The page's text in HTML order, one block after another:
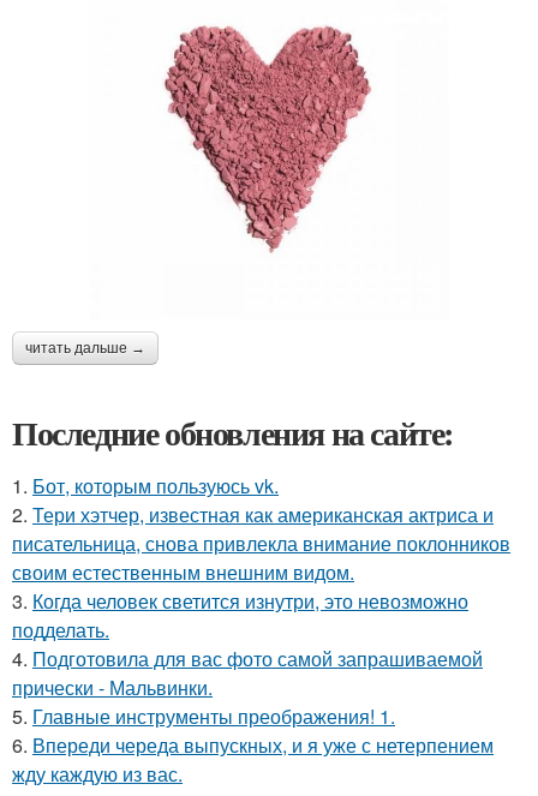
читать дальше →
Последние обновления на сайте:
1. Бот, которым пользуюсь vk.
2. Тери хэтчер, известная как американская актриса и
писательница, снова привлекла внимание поклонников
своим естественным внешним видом.
3. Когда человек светится изнутри, это невозможно
подделать.
4. Подготовила для вас фото самой запрашиваемой
прически - Мальвинки.
5. Главные инструменты преображения! 1.
6. Впереди череда выпускных, и я уже с нетерпением
жду каждую из вас.